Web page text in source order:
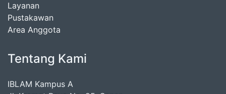
Layanan
Pustakawan
Area Anggota
Tentang Kami
IBLAM Kampus A